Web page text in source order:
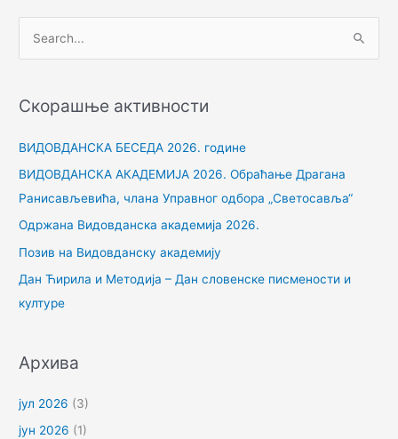
т
з
а
:
Скорашње активности
ВИДОВДАНСКА БЕСЕДА 2026. године
ВИДОВДАНСКА АКАДЕМИЈА 2026. Обраћање Драгана
Ранисављевића, члана Управног одбора „Светосавља“
Одржана Видовданска академија 2026.
Позив на Видовданску академију
Дан Ћирила и Методија – Дан словенске писмености и
културе
Архива
јул 2026 (3)
јун 2026 (1)